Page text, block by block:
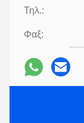
Τηλ.:
Φαξ: